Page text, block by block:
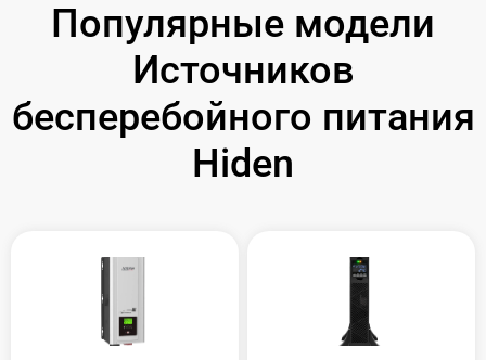
Популярные модели
Источников
бесперебойного питания
Hiden